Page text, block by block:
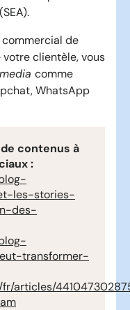
de
clientèle, vous
comme
WhatsApp
contenus à
:
les-stories-
des-
transformer-
articles/